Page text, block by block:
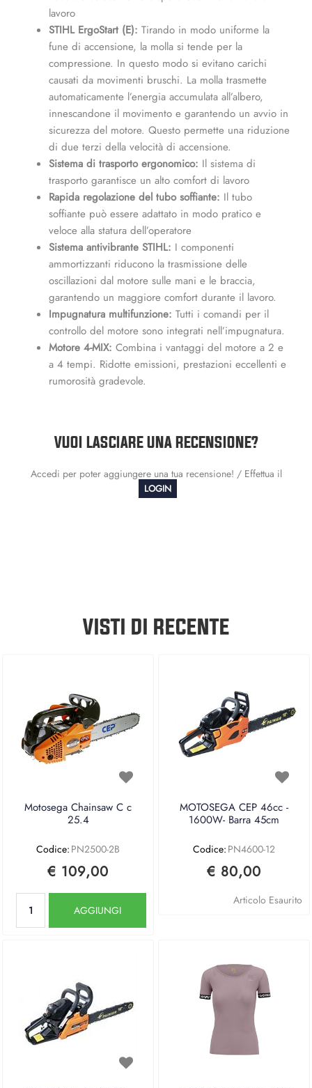
lavoro
STIHL ErgoStart (E): Tirando in modo uniforme la
fune di accensione, la molla si tende per la
compressione. In questo modo si evitano carichi
causati da movimenti bruschi. La molla trasmette
automaticamente l’energia accumulata all’albero,
innescandone il movimento e garantendo un avvio in
sicurezza del motore. Questo permette una riduzione
di due terzi della velocità di accensione.
Sistema di trasporto ergonomico: Il sistema di
trasporto garantisce un alto comfort di lavoro
Rapida regolazione del tubo soffiante: Il tubo
soffiante può essere adattato in modo pratico e
veloce alla statura dell’operatore
Sistema antivibrante STIHL: I componenti
ammortizzanti riducono la trasmissione delle
oscillazioni dal motore sulle mani e le braccia,
garantendo un maggiore comfort durante il lavoro.
Impugnatura multifunzione: Tutti i comandi per il
controllo del motore sono integrati nell’impugnatura.
Motore 4-MIX: Combina i vantaggi del motore a 2 e
a 4 tempi. Ridotte emissioni, prestazioni eccellenti e
rumorosità gradevole.
VUOI LASCIARE UNA RECENSIONE?
Accedi per poter aggiungere una tua recensione! / Effettua il
LOGIN
VISTI DI RECENTE
Motosega Chainsaw C c
25.4
Codice: PN2500-2B
€ 109,00
AGGIUNGI
MOTOSEGA CEP 46cc -
1600W- Barra 45cm
Codice: PN4600-12
€ 80,00
Articolo Esaurito